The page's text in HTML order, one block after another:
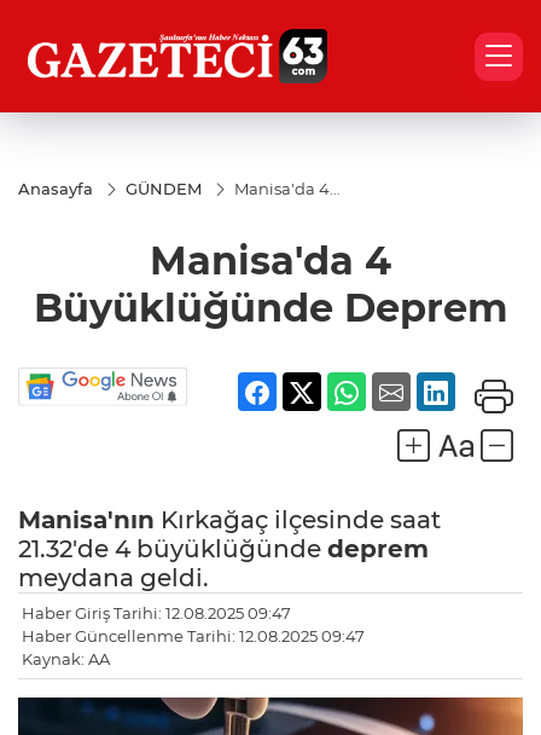
Anasayfa GÜNDEM
Manisa'da 4
Manisa'da 4
Büyüklüğünde Deprem
Manisa'nın Kırkağaç ilçesinde saat
21.32'de 4 büyüklüğünde deprem
meydana geldi.
Haber Giriş Tarihi: 12.08.2025 09:47
Haber Güncellenme Tarihi: 12.08.2025 09:47
Kaynak: AA